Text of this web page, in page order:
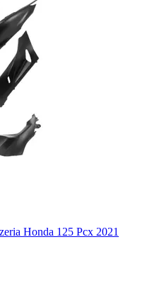
Honda 125 Pcx 2021